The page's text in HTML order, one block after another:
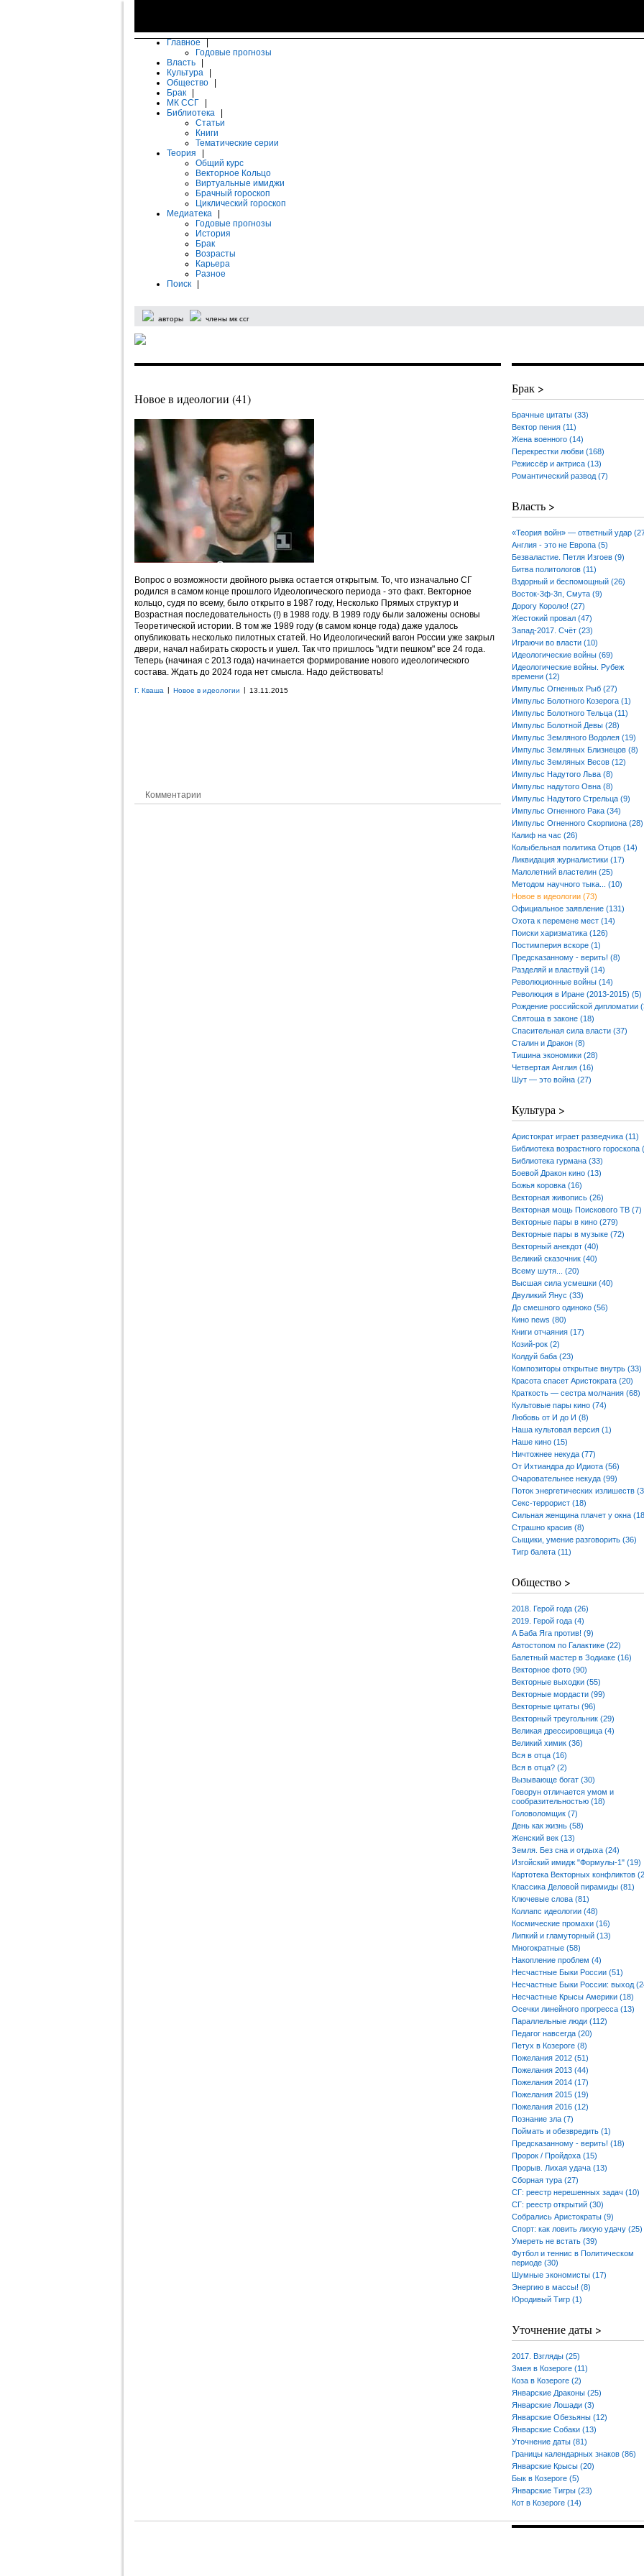
Главное
Годовые прогнозы
Власть
Культура
Общество
Брак
МК ССГ
Библиотека
Статьи
Книги
Тематические серии
Теория
Общий курс
Векторное Кольцо
Виртуальные имиджи
Брачный гороскоп
Циклический гороскоп
Медиатека
Годовые прогнозы
История
Брак
Возрасты
Карьера
Разное
Поиск
авторы члены мк ссг
Новое в идеологии (41)
Вопрос о возможности двойного рывка остается открытым. То, что изначально СГ
родился в самом конце прошлого Идеологического периода - это факт. Векторное
кольцо, судя по всему, было открыто в 1987 году, Несколько Прямых структур и
Возрастная последовательность (!) в 1988 году. В 1989 году были заложены основы
Теоретической истории. В том же 1989 году (в самом конце года) даже удалось
опубликовать несколько пилотных статей. Но Идеологический вагон России уже закрыл
двери, начал набирать скорость и ушел. Так что пришлось "идти пешком" все 24 года.
Теперь (начиная с 2013 года) начинается формирование нового идеологического
состава. Ждать до 2024 года нет смысла. Надо действовать!
Г. Кваша | Новое в идеологии | 13.11.2015
Комментарии
Брак >
Брачные цитаты (33)
Вектор пения (11)
Жена военного (14)
Перекрестки любви (168)
Режиссёр и актриса (13)
Романтический развод (7)
Власть >
«Теория войн» — ответный удар
Англия - это не Европа (5)
Безваластие. Петля Изгоев (9)
Битва политологов (11)
Вздорный и беспомощный (26)
Восток-3ф-3п, Смута (9)
Дорогу Королю! (27)
Жестокий провал (47)
Запад-2017. Счёт (23)
Играючи во власти (10)
Идеологические войны (69)
Идеологические войны. Рубеж
времени (12)
Импульс Огненных Рыб (27)
Импульс Болотного Козерога (1)
Импульс Болотного Тельца (11)
Импульс Болотной Девы (28)
Импульс Земляного Водолея (19)
Импульс Земляных Близнецов (8)
Импульс Земляных Весов (12)
Импульс Надутого Льва (8)
Импульс надутого Овна (8)
Импульс Надутого Стрельца (9)
Импульс Огненного Рака (34)
Импульс Огненного Скорпиона (28)
Калиф на час (26)
Колыбельная политика Отцов (14)
Ликвидация журналистики (17)
Малолетний властелин (25)
Методом научного тыка... (10)
Новое в идеологии (73)
Официальное заявление (131)
Охота к перемене мест (14)
Поиски харизматика (126)
Постимперия вскоре (1)
Предсказанному - верить! (8)
Разделяй и властвуй (14)
Революционные войны (14)
Революция в Иране (2013-2015) (5)
Рождение российской дипломатии
Святоша в законе (18)
Спасительная сила власти (37)
Сталин и Дракон (8)
Тишина экономики (28)
Четвертая Англия (16)
Шут — это война (27)
Культура >
Аристократ играет разведчика (11)
Библиотека возрастного гороскопа
Библиотека гурмана (33)
Боевой Дракон кино (13)
Божья коровка (16)
Векторная живопись (26)
Векторная мощь Поискового ТВ (7)
Векторные пары в кино (279)
Векторные пары в музыке (72)
Векторный анекдот (40)
Великий сказочник (40)
Всему шутя... (20)
Высшая сила усмешки (40)
Двуликий Янус (33)
До смешного одиноко (56)
Кино news (80)
Книги отчаяния (17)
Козий-рок (2)
Колдуй баба (23)
Композиторы открытые внутрь (33)
Красота спасет Аристократа (20)
Краткость — сестра молчания (68)
Культовые пары кино (74)
Любовь от И до И (8)
Наша культовая версия (1)
Наше кино (15)
Ничтожнее некуда (77)
От Ихтиандра до Идиота (56)
Очаровательнее некуда (99)
Поток энергетических излишеств
Секс-террорист (18)
Сильная женщина плачет у окна
Страшно красив (8)
Сыщики, умение разговорить (36)
Тигр балета (11)
Общество >
2018. Герой года (26)
2019. Герой года (4)
А Баба Яга против! (9)
Автостопом по Галактике (22)
Балетный мастер в Зодиаке (16)
Векторное фото (90)
Векторные выходки (55)
Векторные мордасти (99)
Векторные цитаты (96)
Векторный треугольник (29)
Великая дрессировщица (4)
Великий химик (36)
Вся в отца (16)
Вся в отца? (2)
Вызывающе богат (30)
Говорун отличается умом и
сообразительностью (18)
Головоломщик (7)
День как жизнь (58)
Женский век (13)
Земля. Без сна и отдыха (24)
Изгойский имидж "Формулы-1" (19)
Картотека Векторных конфликтов
Классика Деловой пирамиды (81)
Ключевые слова (81)
Коллапс идеологии (48)
Космические промахи (16)
Липкий и гламуторный (13)
Многократные (58)
Накопление проблем (4)
Несчастные Быки России (51)
Несчастные Быки России: выход
Несчастные Крысы Америки (18)
Осечки линейного прогресса (13)
Параллельные люди (112)
Педагог навсегда (20)
Петух в Козероге (8)
Пожелания 2012 (51)
Пожелания 2013 (44)
Пожелания 2014 (17)
Пожелания 2015 (19)
Пожелания 2016 (12)
Познание зла (7)
Поймать и обезвредить (1)
Предсказанному - верить! (18)
Пророк / Пройдоха (15)
Прорыв. Лихая удача (13)
Сборная тура (27)
СГ: реестр нерешенных задач (10)
СГ: реестр открытий (30)
Собрались Аристократы (9)
Спорт: как ловить лихую удачу (25)
Умереть не встать (39)
Футбол и теннис в Политическом
периоде (30)
Шумные экономисты (17)
Энергию в массы! (8)
Юродивый Тигр (1)
Уточнение даты >
2017. Взгляды (25)
Змея в Козероге (11)
Коза в Козероге (2)
Январские Драконы (25)
Январские Лошади (3)
Январские Обезьяны (12)
Январские Собаки (13)
Уточнение даты (81)
Границы календарных знаков (86)
Январские Крысы (20)
Бык в Козероге (5)
Январские Тигры (23)
Кот в Козероге (14)